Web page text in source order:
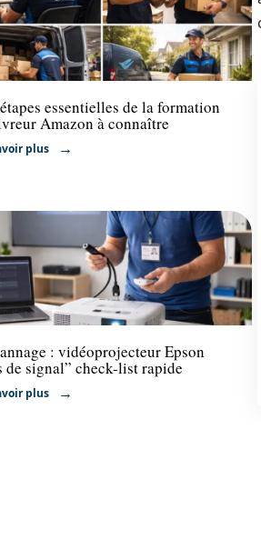
essentielles de la formation
Amazon à connaître
plus
: vidéoprojecteur Epson
de signal” check-list rapide
plus